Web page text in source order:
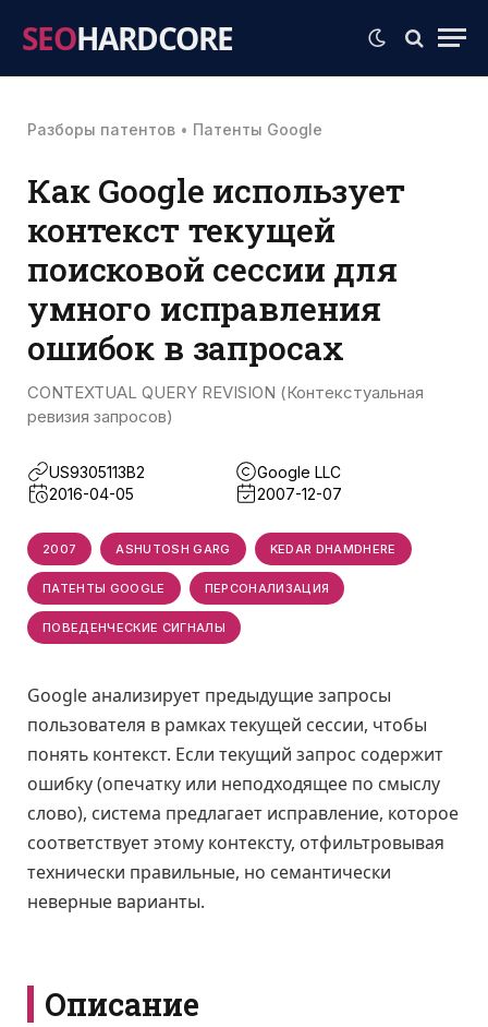
SEOHARDCORE
Разборы патентов • Патенты Google
Как Google использует
контекст текущей
поисковой сессии для
умного исправления
ошибок в запросах
CONTEXTUAL QUERY REVISION (Контекстуальная
ревизия запросов)
US9305113B2
Google LLC
2016-04-05
2007-12-07
2007 ASHUTOSH GARG KEDAR DHAMDHERE
ПАТЕНТЫ GOOGLE ПЕРСОНАЛИЗАЦИЯ
ПОВЕДЕНЧЕСКИЕ СИГНАЛЫ
Google анализирует предыдущие запросы
пользователя в рамках текущей сессии, чтобы
понять контекст. Если текущий запрос содержит
ошибку (опечатку или неподходящее по смыслу
слово), система предлагает исправление, которое
соответствует этому контексту, отфильтровывая
технически правильные, но семантически
неверные варианты.
Описание